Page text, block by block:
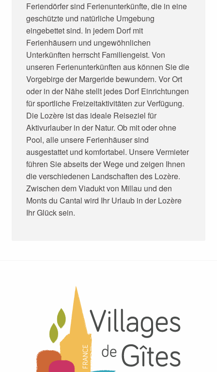
Feriendörfer sind Ferienunterkünfte, die in eine
geschützte und natürliche Umgebung
eingebettet sind. In jedem Dorf mit
Ferienhäusern und ungewöhnlichen
Unterkünften herrscht Familiengeist. Von
unseren Ferienunterkünften aus können Sie die
Vorgebirge der Margeride bewundern. Vor Ort
oder in der Nähe stellt jedes Dorf Einrichtungen
für sportliche Freizeitaktivitäten zur Verfügung.
Die Lozère ist das ideale Reiseziel für
Aktivurlauber in der Natur. Ob mit oder ohne
Pool, alle unsere Ferienhäuser sind
ausgestattet und komfortabel. Unsere Vermieter
führen Sie abseits der Wege und zeigen Ihnen
die verschiedenen Landschaften des Lozère.
Zwischen dem Viadukt von Millau und den
Monts du Cantal wird Ihr Urlaub in der Lozère
Ihr Glück sein.